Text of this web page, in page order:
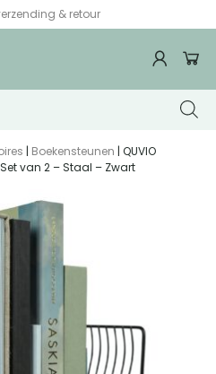
& retour
| Boekensteunen | QUVIO
van 2 – Staal – Zwart